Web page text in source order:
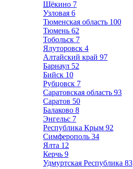
Щёкино 7
Узловая 6
Тюменская область 100
Тюмень 62
Тобольск 7
Ялуторовск 4
Алтайский край 97
Барнаул 52
Бийск 10
Рубцовск 7
Саратовская область 93
Саратов 50
Балаково 8
Энгельс 7
Республика Крым 92
Симферополь 34
Ялта 12
Керчь 9
Удмуртская Республика 83